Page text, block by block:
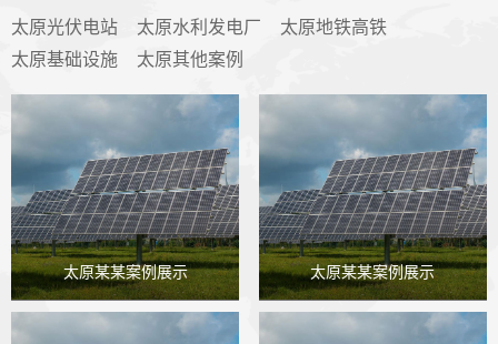
太原光伏电站 太原水利发电厂
太原地铁高铁
太原基础设施
太原其他案例
太原某某案例展示 太原某某案例展示